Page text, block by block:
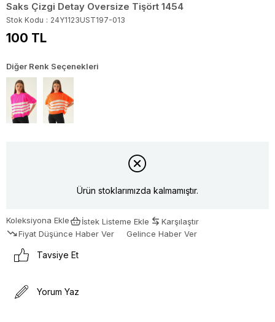
Saks Çizgi Detay Oversize Tişört 1454
Stok Kodu 24Y1123UST197-013
100 TL
Diğer Renk Seçenekleri
Ürün stoklarımızda kalmamıştır.
Koleksiyona Ekle İstek Listeme Ekle
Karşılaştır
Fiyat Düşünce Haber Ver
Gelince Haber Ver
Tavsiye Et
Yorum Yaz